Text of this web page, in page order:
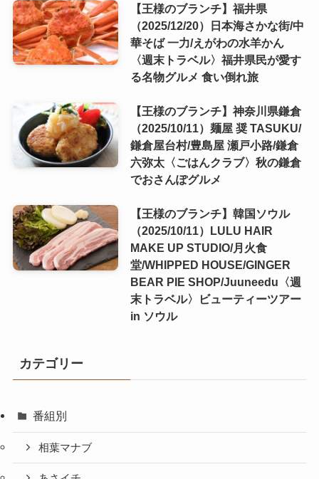
【王様のブランチ】福井県
（2025/12/20）日本海さかな街/中
華そば 一力/えがわの水羊かん
〈週末トラベル〉福井県民が愛す
る名物グルメ 食い倒れ旅
【王様のブランチ】神奈川県鎌倉
（2025/10/11）麺屋 奨 TASUKU/
鎌倉屋台村/豊島屋 瀬戸小路/鎌倉
六弥太〈ごはんクラブ〉秋の鎌倉
でおさんぽグルメ
【王様のブランチ】韓国ソウル
（2025/10/11）LULU HAIR
MAKE UP STUDIO/月火食
堂/WHIPPED HOUSE/GINGER
BEAR PIE SHOP/Juuneedu〈週
末トラベル〉ビューティーツアー
in ソウル
カテゴリー
番組別
相葉マナブ